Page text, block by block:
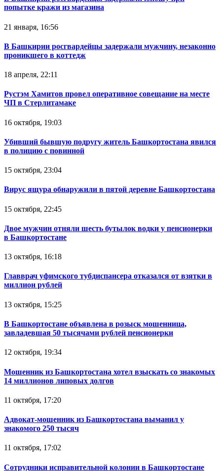
попытке кражи из магазина
21 января, 16:56
В Башкирии росгвардейцы задержали мужчину, незаконно
проникшего в коттедж
18 апреля, 22:11
Рустэм Хамитов провел оперативное совещание на месте
ЧП в Стерлитамаке
16 октября, 19:03
Убивший бывшую подругу житель Башкортостана явился
в полицию с повинной
15 октября, 23:04
Вирус ящура обнаружили в пятой деревне Башкортостана
15 октября, 22:45
Двое мужчин отняли шесть бутылок водки у пенсионерки
в Башкортостане
13 октября, 16:18
Главврач уфимского тубдиспансера отказался от взятки в
миллион рублей
13 октября, 15:25
В Башкортостане объявлена в розыск мошенница,
завладевшая 50 тысячами рублей пенсионерки
12 октября, 19:34
Мошенник из Башкортостана хотел взыскать со знакомых
14 миллионов липовых долгов
11 октября, 17:20
Адвокат-мошенник из Башкортостана выманил у
знакомого 250 тысяч
11 октября, 17:02
Сотрудники исправительной колонии в Башкортостане